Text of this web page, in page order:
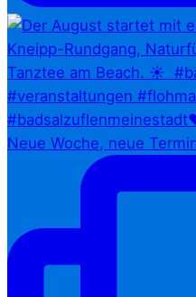
Neue Woche, neue